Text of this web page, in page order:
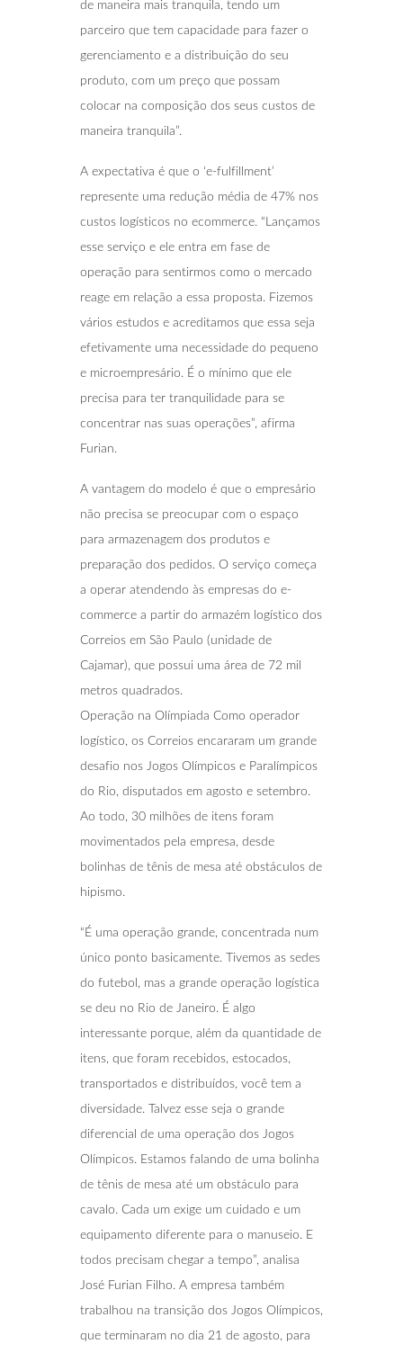
de maneira mais tranquila, tendo um
parceiro que tem capacidade para fazer o
gerenciamento e a distribuição do seu
produto, com um preço que possam
colocar na composição dos seus custos de
maneira tranquila”.
A expectativa é que o ‘e-fulfillment’
represente uma redução média de 47% nos
custos logísticos no ecommerce. “Lançamos
esse serviço e ele entra em fase de
operação para sentirmos como o mercado
reage em relação a essa proposta. Fizemos
vários estudos e acreditamos que essa seja
efetivamente uma necessidade do pequeno
e microempresário. É o mínimo que ele
precisa para ter tranquilidade para se
concentrar nas suas operações”, afirma
Furian.
A vantagem do modelo é que o empresário
não precisa se preocupar com o espaço
para armazenagem dos produtos e
preparação dos pedidos. O serviço começa
a operar atendendo às empresas do e-
commerce a partir do armazém logístico dos
Correios em São Paulo (unidade de
Cajamar), que possui uma área de 72 mil
metros quadrados.
Operação na Olímpiada Como operador
logístico, os Correios encararam um grande
desafio nos Jogos Olímpicos e Paralímpicos
do Rio, disputados em agosto e setembro.
Ao todo, 30 milhões de itens foram
movimentados pela empresa, desde
bolinhas de tênis de mesa até obstáculos de
hipismo.
“É uma operação grande, concentrada num
único ponto basicamente. Tivemos as sedes
do futebol, mas a grande operação logística
se deu no Rio de Janeiro. É algo
interessante porque, além da quantidade de
itens, que foram recebidos, estocados,
transportados e distribuídos, você tem a
diversidade. Talvez esse seja o grande
diferencial de uma operação dos Jogos
Olímpicos. Estamos falando de uma bolinha
de tênis de mesa até um obstáculo para
cavalo. Cada um exige um cuidado e um
equipamento diferente para o manuseio. E
todos precisam chegar a tempo”, analisa
José Furian Filho. A empresa também
trabalhou na transição dos Jogos Olímpicos,
que terminaram no dia 21 de agosto, para